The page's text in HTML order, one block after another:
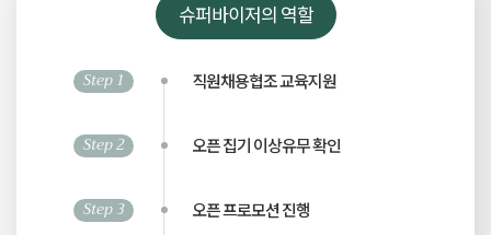
슈퍼바이저의 역할
Step 1 직원채용협조 교육지원
Step 2 오픈 집기 이상유무 확인
Step 3 오픈 프로모션 진행